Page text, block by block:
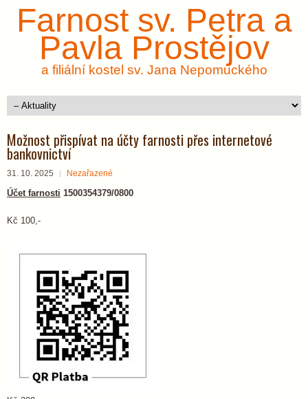
Farnost sv. Petra a
Pavla Prostějov
a filiální kostel sv. Jana Nepomuckého
Možnost přispívat na účty farnosti přes internetové
bankovnictví
31. 10. 2025 Nezařazené
Účet farnosti 1500354379/0800
Kč 100,-